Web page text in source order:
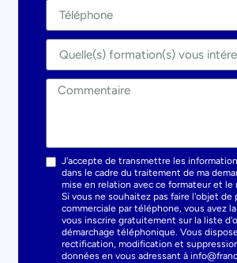
J'accepte de transmettre les
dans le cadre du traitement de ma
mise en relation avec ce formateur et le
Si vous ne souhaitez pas faire l'objet de
commerciale par téléphone, vous avez
vous inscrire gratuitement sur la liste
démarchage téléphonique. Vous
rectification, modification et
données en vous adressant à